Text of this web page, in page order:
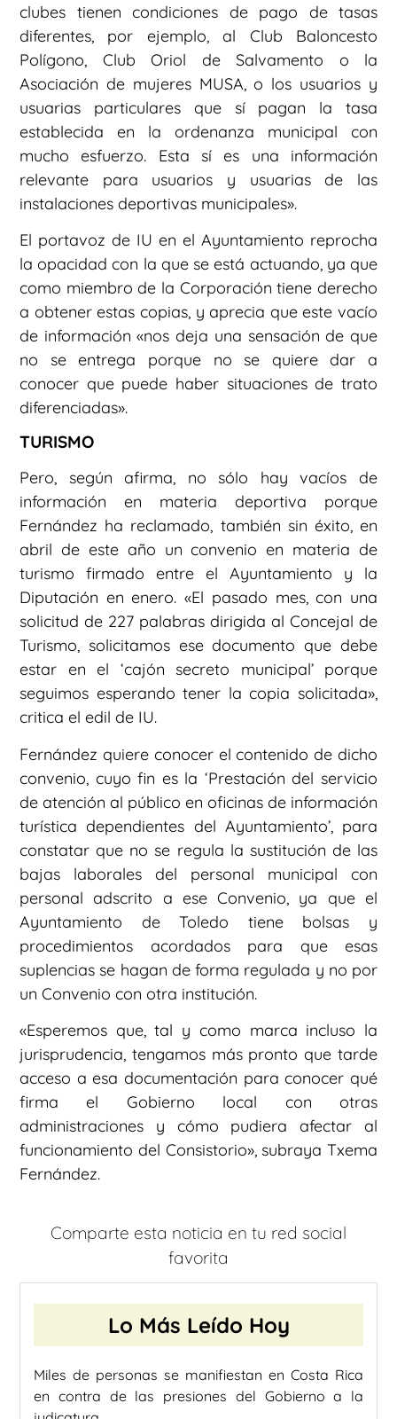
clubes tienen condiciones de pago de tasas
diferentes, por ejemplo, al Club Baloncesto
Polígono, Club Oriol de Salvamento o la
Asociación de mujeres MUSA, o los usuarios y
usuarias particulares que sí pagan la tasa
establecida en la ordenanza municipal con
mucho esfuerzo. Esta sí es una información
relevante para usuarios y usuarias de las
instalaciones deportivas municipales».
El portavoz de IU en el Ayuntamiento reprocha
la opacidad con la que se está actuando, ya que
como miembro de la Corporación tiene derecho
a obtener estas copias, y aprecia que este vacío
de información «nos deja una sensación de que
no se entrega porque no se quiere dar a
conocer que puede haber situaciones de trato
diferenciadas».
TURISMO
Pero, según afirma, no sólo hay vacíos de
información en materia deportiva porque
Fernández ha reclamado, también sin éxito, en
abril de este año un convenio en materia de
turismo firmado entre el Ayuntamiento y la
Diputación en enero. «El pasado mes, con una
solicitud de 227 palabras dirigida al Concejal de
Turismo, solicitamos ese documento que debe
estar en el ‘cajón secreto municipal’ porque
seguimos esperando tener la copia solicitada»,
critica el edil de IU.
Fernández quiere conocer el contenido de dicho
convenio, cuyo fin es la ‘Prestación del servicio
de atención al público en oficinas de información
turística dependientes del Ayuntamiento’, para
constatar que no se regula la sustitución de las
bajas laborales del personal municipal con
personal adscrito a ese Convenio, ya que el
Ayuntamiento de Toledo tiene bolsas y
procedimientos acordados para que esas
suplencias se hagan de forma regulada y no por
un Convenio con otra institución.
«Esperemos que, tal y como marca incluso la
jurisprudencia, tengamos más pronto que tarde
acceso a esa documentación para conocer qué
firma el Gobierno local con otras
administraciones y cómo pudiera afectar al
funcionamiento del Consistorio», subraya Txema
Fernández.
Comparte esta noticia en tu red social
favorita
Lo Más Leído Hoy
Miles de personas se manifiestan en Costa Rica
en contra de las presiones del Gobierno a la